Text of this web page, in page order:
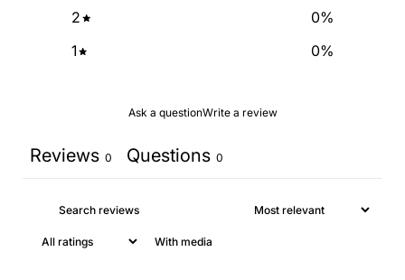
2
0%
1
0%
Ask a questionWrite a review
Reviews 0 Questions 0
With media